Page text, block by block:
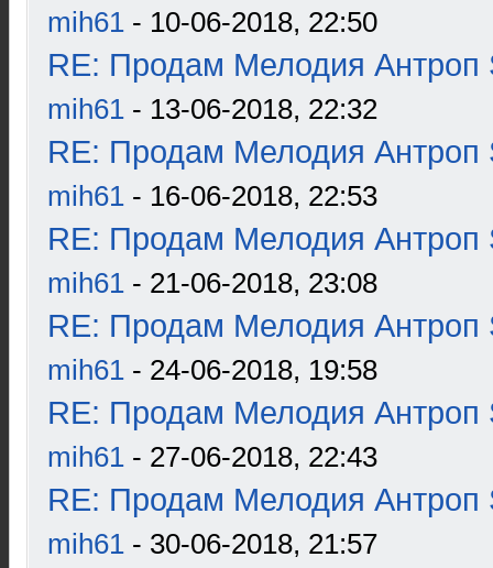
mih61 - 10-06-2018, 22:50
RE: Продам Мелодия Антроп
mih61 - 13-06-2018, 22:32
RE: Продам Мелодия Антроп
mih61 - 16-06-2018, 22:53
RE: Продам Мелодия Антроп
mih61 - 21-06-2018, 23:08
RE: Продам Мелодия Антроп
mih61 - 24-06-2018, 19:58
RE: Продам Мелодия Антроп
mih61 - 27-06-2018, 22:43
RE: Продам Мелодия Антроп
mih61 - 30-06-2018, 21:57